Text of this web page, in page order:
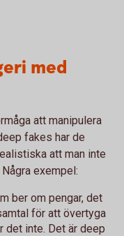
med
att manipulera
fakes har de
att man inte
exempel:
ber om pengar, det
för att övertyga
det inte. Det är deep